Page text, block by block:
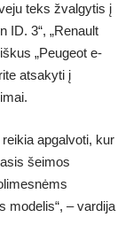
teks žvalgytis į
ID. 3“, „Renault
„Peugeot e-
atsakyti į
apgalvoti, kur
šeimos
modelis“, – vardija